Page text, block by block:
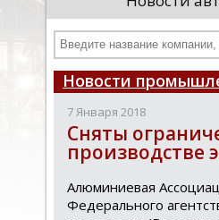
департамента продаж и
гражданского судостроения ...
Новости
7 Января 2018
Сняты
производстве
Алюминиевая
Федерального